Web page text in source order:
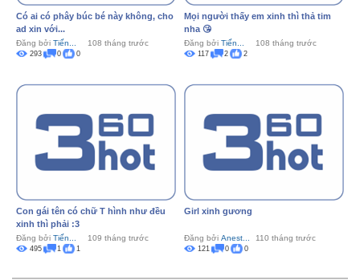
Có ai có phây búc bé này không, cho
ad xin với...
Đăng bởi Tiến... 108 tháng trước
293 0 0
Mọi người thấy em xinh thì thả tim
nha 😘
Đăng bởi Tiến... 108 tháng trước
117 2 2
Con gái tên có chữ T hình như đều
xinh thì phải :3
Đăng bởi Tiến... 109 tháng trước
495 1 1
Girl xinh gương
Đăng bởi Anest... 110 tháng trước
121 0 0